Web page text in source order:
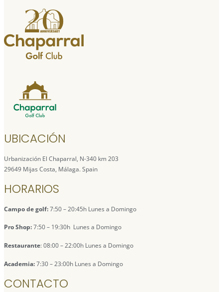
UBICACIÓN
Urbanización El Chaparral, N-340 km 203
29649 Mijas Costa, Málaga. Spain
HORARIOS
Campo de golf:7:50 – 20:45h Lunes a Domingo
Pro Shop:7:50 – 19:30h Lunes a Domingo
Restaurante: 08:00 – 22:00h Lunes a Domingo
Academia:7:30 – 23:00h Lunes a Domingo
CONTACTO